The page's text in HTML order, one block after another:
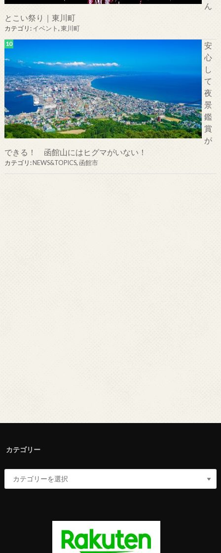
ん
とこい祭り｜東川町
カテゴリ:イベント,東川町
安
心
し
て
夜
景
鑑
賞
が
できる！ 函館山にはヒグマがいない！
カテゴリ:NEWS&TOPICS,函館市
カテゴリー